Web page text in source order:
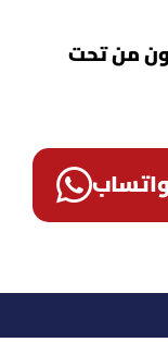
من تحت
واتساب